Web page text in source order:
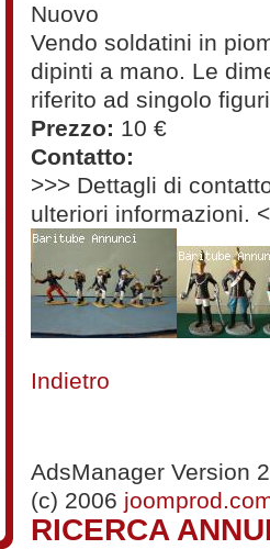
Nuovo
Vendo soldatini in
dipinti a mano. Le
riferito ad singolo
Prezzo: 10 €
Contatto:
>>> Dettagli di
ulteriori informazioni.
Indietro
AdsManager Version
(c) 2006
RICERCA